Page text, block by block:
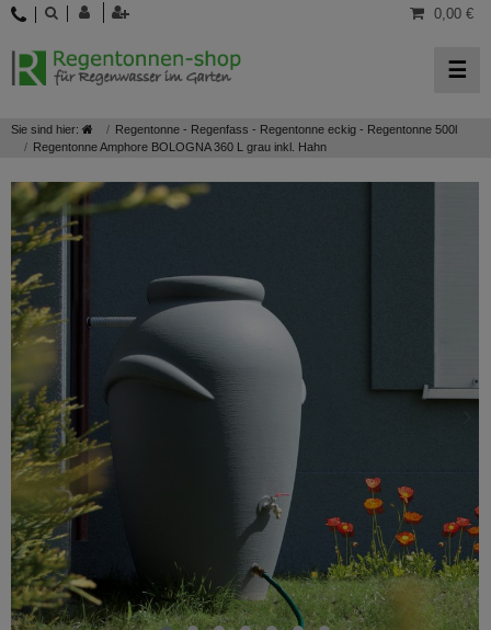
0,00 €
☰
Sie sind hier:
Regentonne - Regenfass - Regentonne eckig - Regentonne 500l
Regentonne Amphore BOLOGNA 360 L grau inkl. Hahn